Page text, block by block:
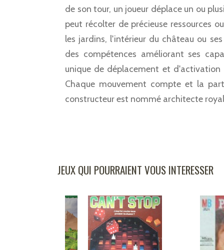
de son tour, un joueur déplace un ou
peut récolter de précieuse ressources
les jardins, l'intérieur du château ou
des compétences améliorant ses
unique de déplacement et d'activation
Chaque mouvement compte et la
constructeur est nommé architecte
JEUX QUI POURRAIENT VOUS INTERESSER